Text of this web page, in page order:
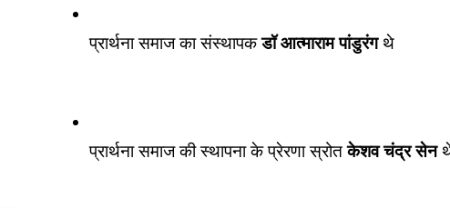
प्रार्थना समाज का संस्थापक डॉ आत्माराम पांडुरंग थे
प्रार्थना समाज की स्थापना के प्रेरणा स्रोत केशव चंद्र सेन